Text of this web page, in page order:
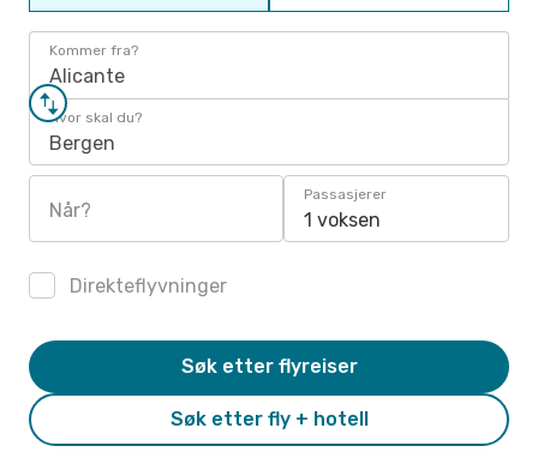
Kommer fra?
Alicante
Hvor skal du?
Bergen
Når?
Passasjerer
1 voksen
Direkteflyvninger
Søk etter fly + hotell
Søk etter flyreiser